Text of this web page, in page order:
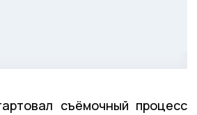
съёмочный процесс